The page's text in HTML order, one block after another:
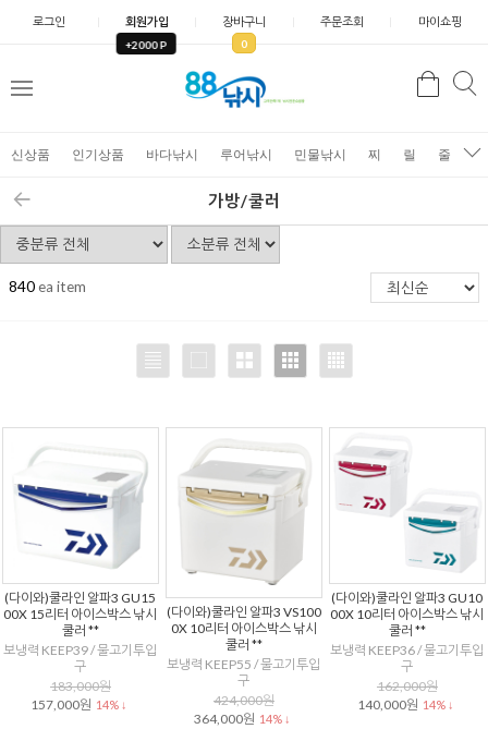
로그인 회원가입
+2000 P
장바구니
0
주문조회 마이쇼핑
검
신상품 인기상품 바다낚시 루어낚시 민물낚시 찌 릴 줄
가방/쿨러
840ea item
(다이와)쿨라인 알파3 GU15
00X 15리터 아이스박스 낚시
쿨러 **
보냉력 KEEP39 / 물고기투입
구
183,000원
157,000원 14% ↓
(다이와)쿨라인 알파3 VS100
0X 10리터 아이스박스 낚시
쿨러 **
보냉력 KEEP55 / 물고기투입
구
424,000원
364,000원 14% ↓
(다이와)쿨라인 알파3 GU10
00X 10리터 아이스박스 낚시
쿨러 **
보냉력 KEEP36 / 물고기투입
구
162,000원
140,000원 14% ↓